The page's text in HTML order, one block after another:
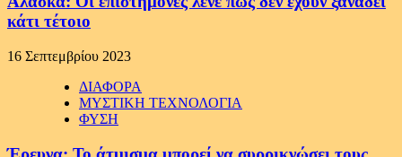
κάτι τέτοιο
16 Σεπτεμβρίου 2023
ΔΙΑΦΟΡΑ
ΜΥΣΤΙΚΗ ΤΕΧΝΟΛΟΓΙΑ
ΦΥΣΗ